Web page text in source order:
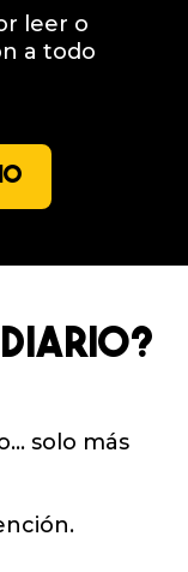
leer o
a todo
solo más